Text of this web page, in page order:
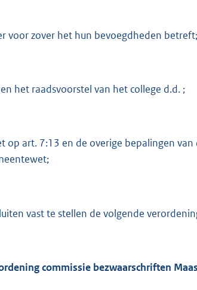
voor zover het hun bevoegdheden betreft;
het raadsvoorstel van het college d.d. ;
op art. 7:13 en de overige bepalingen
vast te stellen de volgende
commissie bezwaarschriften